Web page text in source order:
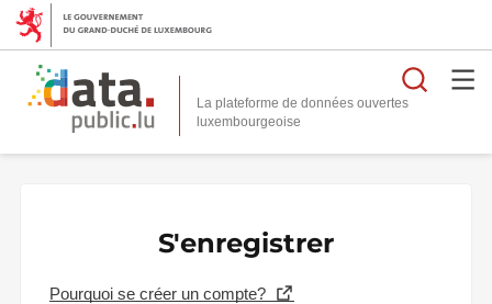
La plateforme de données ouvertes
S'enregistrer
Pourquoi se créer un compte?